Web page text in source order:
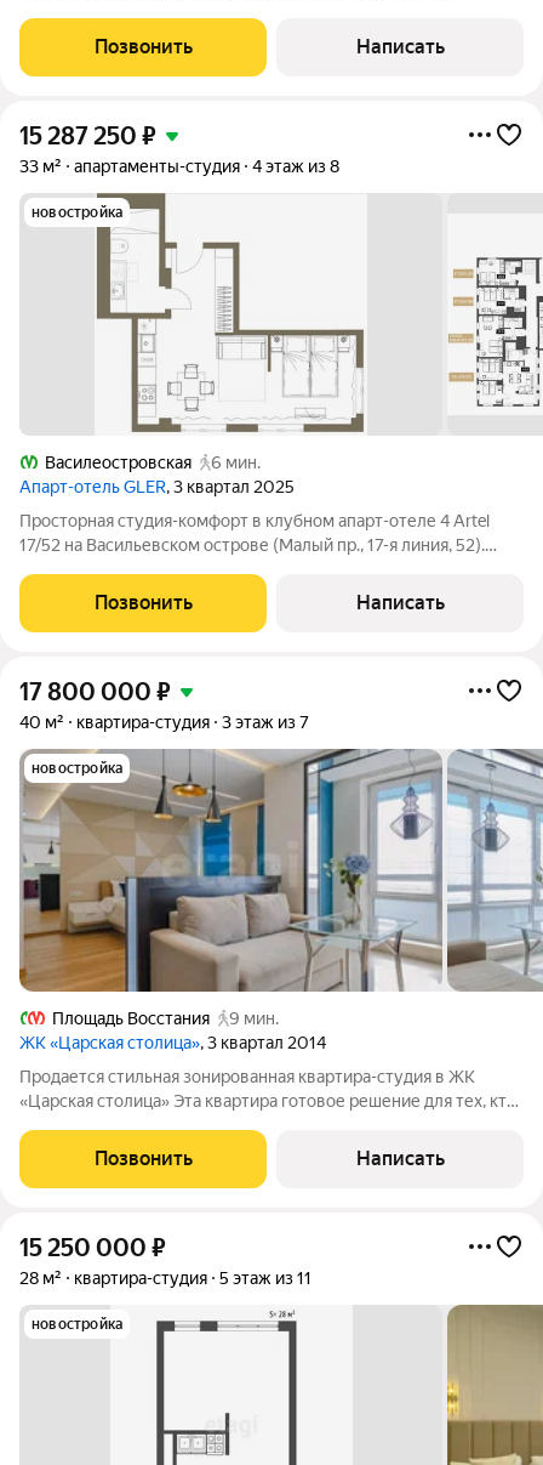
отель под управлением известного сетевого оператора WONE
Позвонить Написать
15 287 250 ₽
33 м² апартаменты-студия 4 этаж из 8
новостройка
Василеостровская
6 мин.
Апарт-отель GLER, 3 квартал 2025
Просторная студия-комфорт в клубном апарт-отеле 4 Artel
17/52 на Васильевском острове (Малый пр., 17-я линия, 52).
гарантированным доходом на 2 года. Увеличенная площадь
формата «комфорт» делает
Позвонить Написать
17 800 000 ₽
40 м² квартира-студия 3 этаж из 7
новостройка
Площадь Восстания
9 мин.
ЖК «Царская столица», 3 квартал 2014
Продается стильная зонированная квартира-студия в ЖК
«Царская столица» Эта квартира готовое решение для тех, кто
Петербурга или высокодоходный инвестиционный актив для
премиальной аренды. О
Позвонить Написать
15 250 000 ₽
28 м² квартира-студия 5 этаж из 11
новостройка